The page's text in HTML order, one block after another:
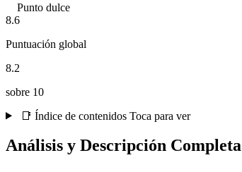
Punto dulce
8.6
Puntuación global
8.2
sobre 10
📑 Índice de contenidos Toca para ver
Análisis y Descripción Completa